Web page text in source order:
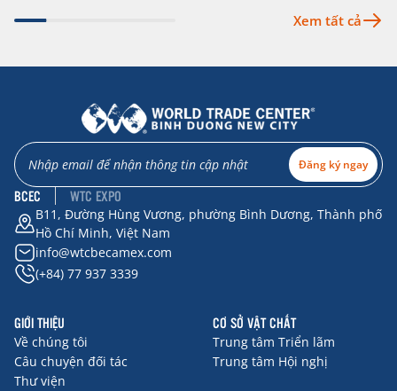
Xem tất cả
Đăng ký ngay
BCEC WTC EXPO
B11, Đường Hùng Vương, phường Bình Dương, Thành phố
Hồ Chí Minh, Việt Nam
info@wtcbecamex.com
(+84) 77 937 3339
GIỚI THIỆU
Về chúng tôi
Câu chuyện đối tác
Thư viện
CƠ SỞ VẬT CHẤT
Trung tâm Triển lãm
Trung tâm Hội nghị